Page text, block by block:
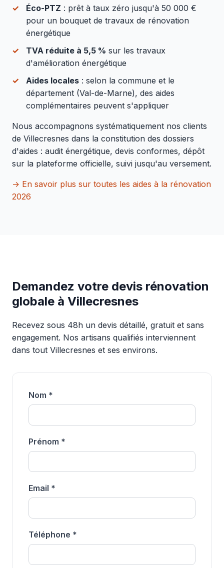
Éco-PTZ : prêt à taux zéro jusqu'à 50 000 €
pour un bouquet de travaux de rénovation
énergétique
TVA réduite à 5,5 % sur les travaux
d'amélioration énergétique
Aides locales : selon la commune et le
département (Val-de-Marne), des aides
complémentaires peuvent s'appliquer
Nous accompagnons systématiquement nos clients
de Villecresnes dans la constitution des dossiers
d'aides : audit énergétique, devis conformes, dépôt
sur la plateforme officielle, suivi jusqu'au versement.
→ En savoir plus sur toutes les aides à la rénovation
2026
Demandez votre devis rénovation
globale à Villecresnes
Recevez sous 48h un devis détaillé, gratuit et sans
engagement. Nos artisans qualifiés interviennent
dans tout Villecresnes et ses environs.
Nom *
Prénom *
Email *
Téléphone *